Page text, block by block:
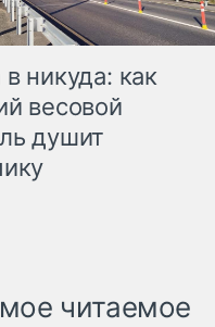
никуда: как
весовой
душит
читаемое